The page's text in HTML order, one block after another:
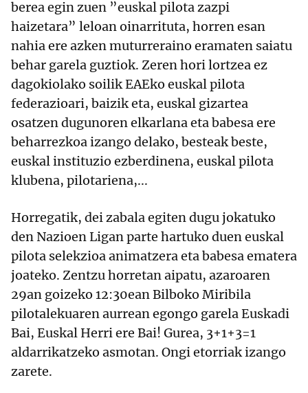
berea egin zuen ”euskal pilota zazpi
haizetara” leloan oinarrituta, horren esan
nahia ere azken muturreraino eramaten saiatu
behar garela guztiok. Zeren hori lortzea ez
dagokiolako soilik EAEko euskal pilota
federazioari, baizik eta, euskal gizartea
osatzen dugunoren elkarlana eta babesa ere
beharrezkoa izango delako, besteak beste,
euskal instituzio ezberdinena, euskal pilota
klubena, pilotariena,...
Horregatik, dei zabala egiten dugu jokatuko
den Nazioen Ligan parte hartuko duen euskal
pilota selekzioa animatzera eta babesa ematera
joateko. Zentzu horretan aipatu, azaroaren
29an goizeko 12:30ean Bilboko Miribila
pilotalekuaren aurrean egongo garela Euskadi
Bai, Euskal Herri ere Bai! Gurea, 3+1+3=1
aldarrikatzeko asmotan. Ongi etorriak izango
zarete.